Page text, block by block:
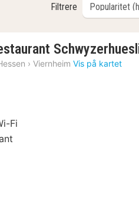
Filtrere
› Viernheim Vis på kartet
Fi